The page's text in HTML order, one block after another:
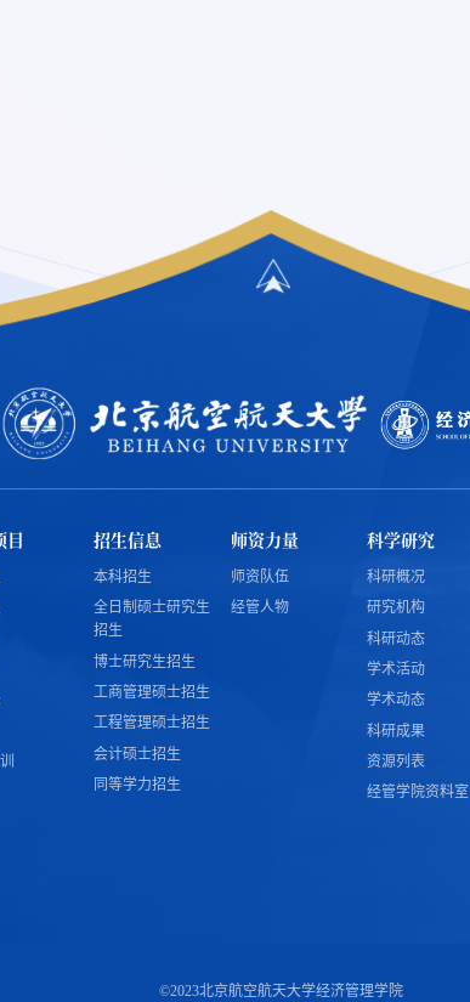
目 招生信息
本科招生
全日制硕士研究生
招生
博士研究生招生
工商管理硕士招生
工程管理硕士招生
会计硕士招生
同等学力招生
师资力量
师资队伍
经管人物
科学研究
科研概况
研究机构
科研动态
学术活动
学术动态
科研成果
资源列表
经管学院资料室
©2023北京航空航天大学经济管理学院